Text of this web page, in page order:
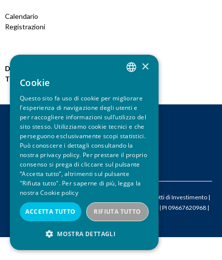
q
i
Calendario
Registrazioni
Data pubblicazione:
Tipo notizia:
CONTATTI
LEGAL DISCLAIMER
PRIVACY
CREDITS
© 2026 ACEPI – Associazione Italiana Certificati e Prodotti di Investimento |
info@acepi.it | T +390287189076 | CF 05524340964 | PI 09667620968 |
×
Cookie
Questo sito fa uso di cookie per migliorare
l’esperienza di navigazione degli utenti e
per raccogliere informazioni sull’utilizzo del
sito stesso. Utilizziamo cookie tecnici e che
perseguono esclusivamente scopi statistici.
Può conoscere i dettagli consultando la
nostra privacy policy. Per prestare il proprio
consenso si prega di cliccare sul pulsante
“Accetta tutto”, altrimenti sul pulsante
"Rifiuta tutto". Per saperne di più, legga la
nostra Cookie policy
ACCETTA TUTTO RIFIUTA TUTTO
MOSTRA DETTAGLI